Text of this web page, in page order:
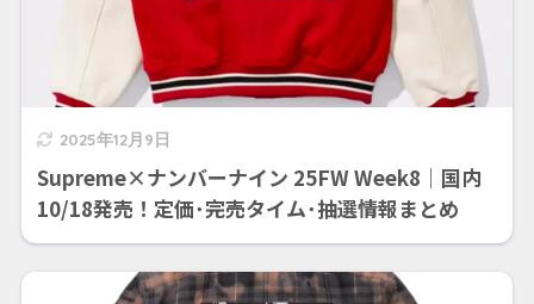
2025年12月9日
Supreme×ナンバーナイン 25FW Week8｜国内
10/18発売！定価･完売タイム･抽選情報まとめ